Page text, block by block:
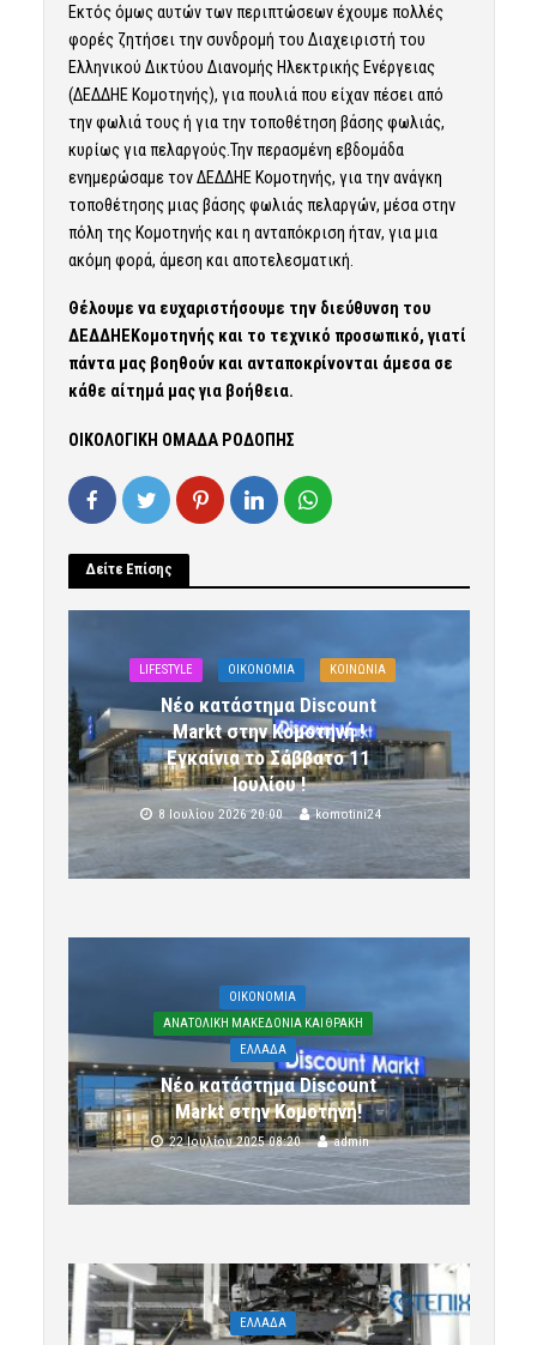
Εκτός όμως αυτών των περιπτώσεων έχουμε πολλές
φορές ζητήσει την συνδρομή του Διαχειριστή του
Ελληνικού Δικτύου Διανομής Ηλεκτρικής Ενέργειας
(ΔΕΔΔΗΕ Κομοτηνής), για πουλιά που είχαν πέσει από
την φωλιά τους ή για την τοποθέτηση βάσης φωλιάς,
κυρίως για πελαργούς.Την περασμένη εβδομάδα
ενημερώσαμε τον ΔΕΔΔΗΕ Κομοτηνής, για την ανάγκη
τοποθέτησης μιας βάσης φωλιάς πελαργών, μέσα στην
πόλη της Κομοτηνής και η ανταπόκριση ήταν, για μια
ακόμη φορά, άμεση και αποτελεσματική.
Θέλουμε να ευχαριστήσουμε την διεύθυνση του
ΔΕΔΔΗΕΚομοτηνής και το τεχνικό προσωπικό, γιατί
πάντα μας βοηθούν και ανταποκρίνονται άμεσα σε
κάθε αίτημά μας για βοήθεια.
ΟΙΚΟΛΟΓΙΚΗ ΟΜΑΔΑ ΡΟΔΟΠΗΣ
Δείτε Επίσης
LIFESTYLE OIKONOMIA ΚΟΙΝΩΝΙΑ
Νέο κατάστημα Discount
Markt στην Κομοτηνή !
Εγκαίνια το Σάββατο 11
Ιουλίου !
8 Ιουλίου 2026 20:00 komotini24
OIKONOMIA
ΑΝΑΤΟΛΙΚΗ ΜΑΚΕΔΟΝΙΑ ΚΑΙ ΘΡΑΚΗ
ΕΛΛΑΔΑ
Νέο κατάστημα Discount
Markt στην Κομοτηνή!
22 Ιουλίου 2025 08:20 admin
ΕΛΛΑΔΑ